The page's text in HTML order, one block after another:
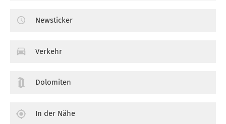
Newsticker
Verkehr
Dolomiten
In der Nähe